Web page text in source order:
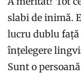
slabi de inimă.
lucru dublu
înțelegere
Sunt o